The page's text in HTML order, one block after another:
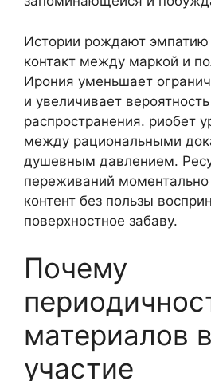
Истории рождают
контакт между маркой и
Ирония уменьшает
и увеличивает вероятность
распространения. риобет
между рациональными
душевным давлением.
переживаний
контент без пользы
поверхностное забаву.
Почему
материалов
участие